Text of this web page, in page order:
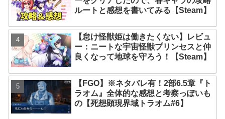
ルートと感想を書いてみる【Steam】
【怠け怪獣姫は働きたくない】レビュ
ー：ニートな宇宙怪獣プリンセスと仲
良くなって地球を守ろう！【Steam】
【FGO】※ネタバレ有！2部6.5章『ト
ラオム』全体的な感想と考察っぽいも
の【死想顕現界域トラオム#6】